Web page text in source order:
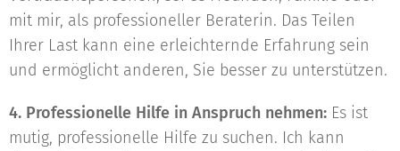
mit mir, als professioneller Beraterin. Das Teilen
Ihrer Last kann eine erleichternde Erfahrung sein
und ermöglicht anderen, Sie besser zu unterstützen.
4. Professionelle Hilfe in Anspruch nehmen: Es ist
mutig, professionelle Hilfe zu suchen. Ich kann